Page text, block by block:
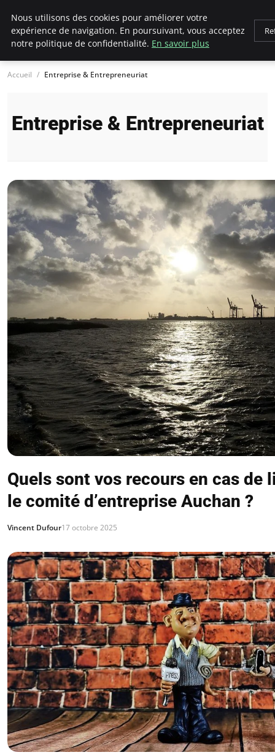
LECFCM
Accueil Entreprise & Entrepreneuriat
Entreprise & Entrepreneuriat
Quels sont vos recours en cas de
le comité d’entreprise Auchan ?
Vincent Dufour17 octobre 2025
Nous utilisons des cookies pour améliorer votre
expérience de navigation. En poursuivant, vous acceptez
notre politique de confidentialité. En savoir plus